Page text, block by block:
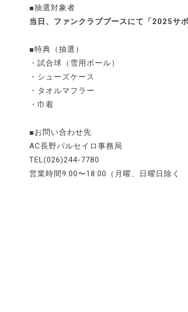
■抽選対象者
当日、ファンクラブブースにて「2025サ
■特典（抽選）
・試合球（雪用ボール）
・シューズケース
・タオルマフラー
・巾着
■お問い合わせ先
AC長野パルセイロ事務局
TEL(026)244-7780
営業時間9:00〜18:00（月曜、日曜日除く